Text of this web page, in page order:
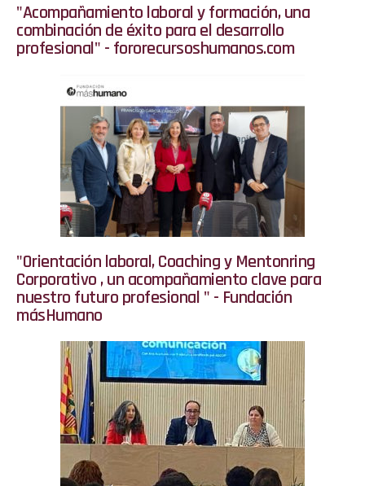
"Acompañamiento laboral y formación, una
combinación de éxito para el desarrollo
profesional" - fororecursoshumanos.com
"Orientación laboral, Coaching y Mentonring
Corporativo , un acompañamiento clave para
nuestro futuro profesional " - Fundación
másHumano